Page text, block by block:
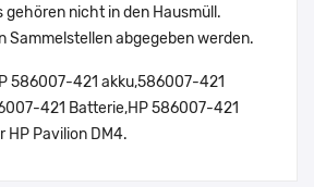
gehören nicht in den Hausmüll.
Sammelstellen abgegeben werden.
586007-421 akku,586007-421
421 Batterie,HP 586007-421
HP Pavilion DM4.